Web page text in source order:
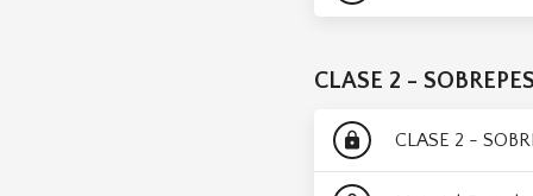
CLASE 2 -
lock CLASE 2 -